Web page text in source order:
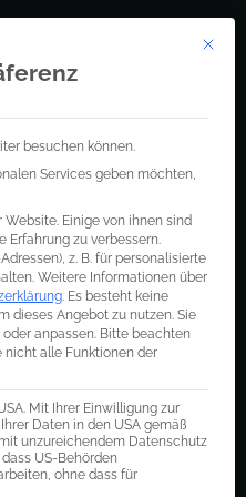
was wir tunMit
besuchen können.
Services geben möchten,
Einige von ihnen sind
Erfahrung zu verbessern.
z. B. für personalisierte
Weitere Informationen über
. Es besteht keine
dieses Angebot zu nutzen. Sie
anpassen. Bitte beachten
nicht alle Funktionen der
Mit Ihrer Einwilligung zur
Daten in den USA gemäß
mit unzureichendem Datenschutz
US-Behörden
ohne dass für